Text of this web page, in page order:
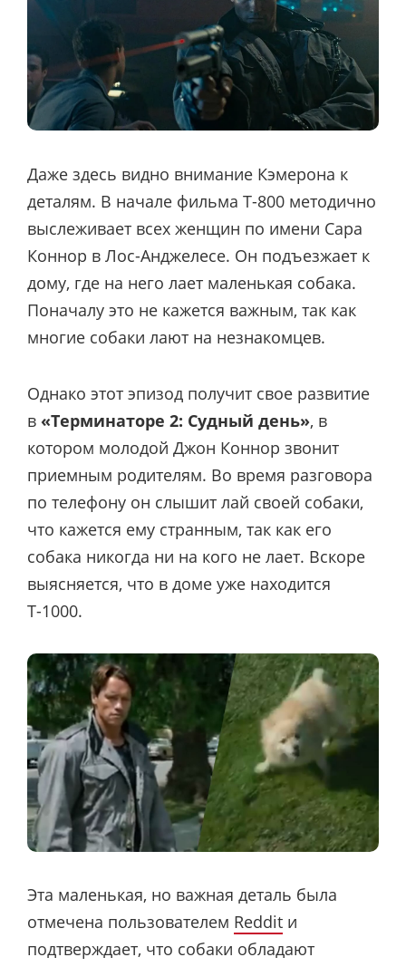
Даже здесь видно внимание Кэмерона к
деталям. В начале фильма Т-800 методично
выслеживает всех женщин по имени Сара
Коннор в Лос-Анджелесе. Он подъезжает к
дому, где на него лает маленькая собака.
Поначалу это не кажется важным, так как
многие собаки лают на незнакомцев.
Однако этот эпизод получит свое развитие
в «Терминаторе 2: Судный день», в
котором молодой Джон Коннор звонит
приемным родителям. Во время разговора
по телефону он слышит лай своей собаки,
что кажется ему странным, так как его
собака никогда ни на кого не лает. Вскоре
выясняется, что в доме уже находится
Т-1000.
Эта маленькая, но важная деталь была
отмечена пользователем Reddit и
подтверждает, что собаки обладают